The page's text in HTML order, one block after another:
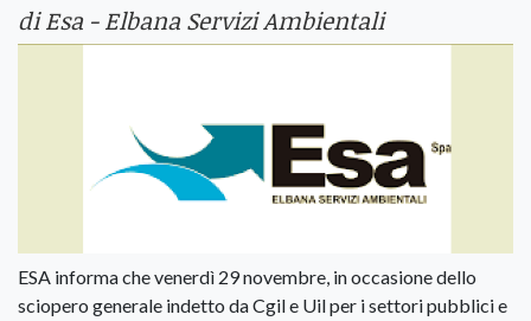
di Esa - Elbana Servizi Ambientali
ESA informa che venerdì 29 novembre, in occasione dello
sciopero generale indetto da Cgil e Uil per i settori pubblici e